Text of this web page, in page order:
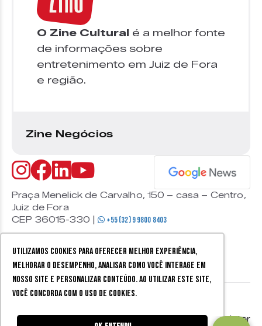
Utilizamos cookies para oferecer melhor experiência,
melhorar o desempenho, analisar como você interage em
nosso site e personalizar conteúdo. Ao utilizar este site,
você concorda com o uso de cookies.
O Zine Cultural é a melhor fonte
de informações sobre
entretenimento em Juiz de Fora
e região.
Zine Negócios
Praça Menelick de Carvalho, 150 – casa – Centro,
Juiz de Fora
CEP 36015-330 |
+55 (32) 9 9800 8403
Mobister